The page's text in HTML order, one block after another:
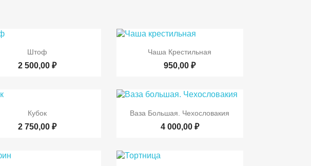
Быстрый просмотр
Штоф
2 500,00 ₽
Быстрый просмотр
Чаша Крестильная
950,00 ₽
Быстрый просмотр
Кубок
2 750,00 ₽
 Быстрый просмотр
Ваза Большая. Чехословакия
4 000,00 ₽